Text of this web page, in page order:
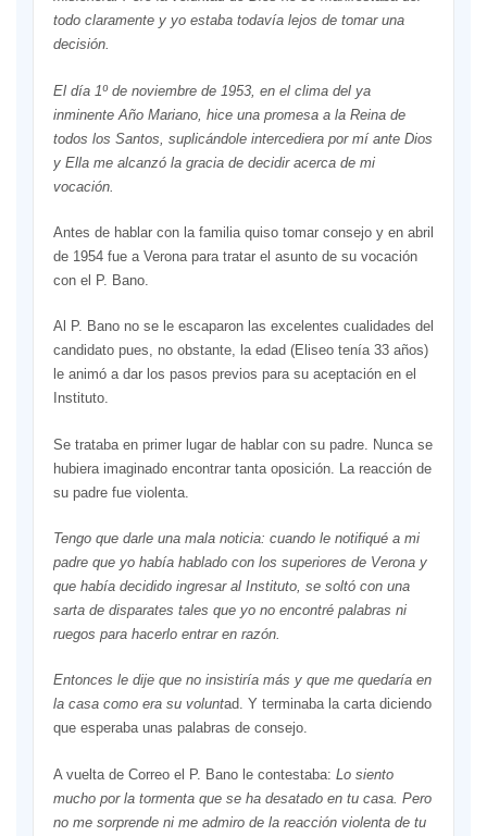
todo claramente y yo estaba todavía lejos de tomar una
decisión.
El día 1º de noviembre de 1953, en el clima del ya
inminente Año Mariano, hice una promesa a la Reina de
todos los Santos, suplicándole intercediera por mí ante Dios
y Ella me alcanzó la gracia de decidir acerca de mi
vocación.
Antes de hablar con la familia quiso tomar consejo y en abril
de 1954 fue a Verona para tratar el asunto de su vocación
con el P. Bano.
Al P. Bano no se le escaparon las excelentes cualidades del
candidato pues, no obstante, la edad (Eliseo tenía 33 años)
le animó a dar los pasos previos para su aceptación en el
Instituto.
Se trataba en primer lugar de hablar con su padre. Nunca se
hubiera imaginado encontrar tanta oposición. La reacción de
su padre fue violenta.
Tengo que darle una mala noticia: cuando le notifiqué a mi
padre que yo había hablado con los superiores de Verona y
que había decidido ingresar al Instituto, se soltó con una
sarta de disparates tales que yo no encontré palabras ni
ruegos para hacerlo entrar en razón.
Entonces le dije que no insistiría más y que me quedaría en
la casa como era su voluntad. Y terminaba la carta diciendo
que esperaba unas palabras de consejo.
A vuelta de Correo el P. Bano le contestaba: Lo siento
mucho por la tormenta que se ha desatado en tu casa. Pero
no me sorprende ni me admiro de la reacción violenta de tu